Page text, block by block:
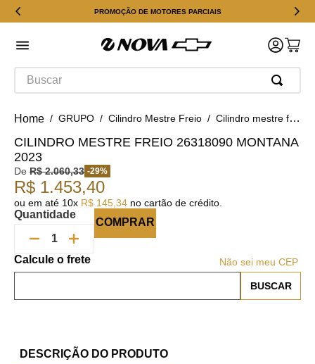
PROMOÇÃO DE MOTORES PARCIAIS
Buscar
GRUPO Cilindro Mestre Freio Cilindro mestre freio 26318090 Montana 2023
CILINDRO MESTRE FREIO 26318090 MONTANA
2023
De R$ 2.060,33 -29%
R$ 1.453,40
ou em até 10x R$ 145 34 no cartão de crédito.
Quantidade
COMPRAR
Não sei meu CEP
DESCRIÇÃO DO PRODUTO